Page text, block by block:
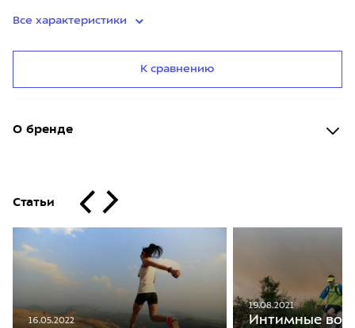
Все характеристики
К сравнению
О бренде
Статьи
16.05.2022
19.08.2021
Интимные